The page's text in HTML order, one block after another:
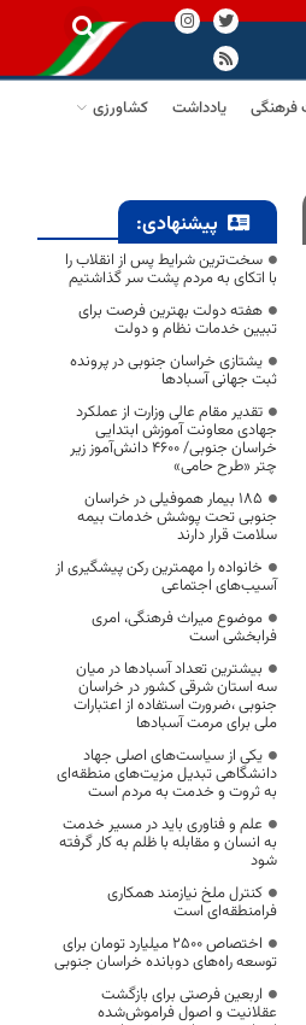
فرهنگی یادداشت
کشاورزی
پیشنهادی:
سخت‌ترین شرایط پس از انقلاب را
با اتکای به مردم پشت سر گذاشتیم
هفته دولت بهترین فرصت برای
تبیین خدمات نظام و دولت
یشتازی خراسان جنوبی در پرونده
ثبت جهانی آسبادها
تقدیر مقام عالی وزارت از عملکرد
جهادی معاونت آموزش ابتدایی
خراسان جنوبی/ ۴۶۰۰ دانش‌آموز زیر
چتر «طرح حامی»
۱۸۵ بیمار هموفیلی در خراسان
جنوبی تحت پوشش خدمات بیمه
سلامت قرار دارند
خانواده را مهمترین رکن پیشگیری از
آسیب‌های اجتماعی
موضوع میراث فرهنگی، امری
فرابخشی است
بیشترین تعداد آسبادها در میان
سه استان شرقی کشور در خراسان
جنوبی ،ضرورت استفاده از اعتبارات
ملی برای مرمت آسبادها
یکی از سیاست‌های اصلی جهاد
دانشگاهی تبدیل مزیت‌های منطقه‌ای
به ثروت و خدمت به مردم است
علم و فناوری باید در مسیر خدمت
به انسان و مقابله با ظلم به کار گرفته
شود
کنترل ملخ نیازمند همکاری
فرامنطقه‌ای است
اختصاص 2500 میلیارد تومان برای
توسعه راه‌های دوبانده خراسان جنوبی
اربعین فرصتی برای بازگشت
عقلانیت و اصول فراموش‌شده